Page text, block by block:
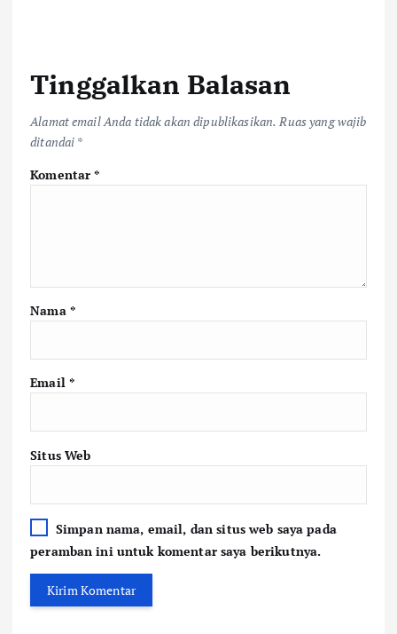
Tinggalkan Balasan
Alamat email Anda tidak akan dipublikasikan. Ruas yang wajib
ditandai *
Komentar*
Nama *
Email *
Situs Web
Simpan nama, email, dan situs web saya pada
peramban ini untuk komentar saya berikutnya.